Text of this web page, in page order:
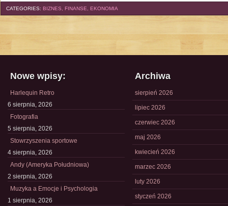
CATEGORIES: BIZNES, FINANSE, EKONOMIA
Nowe wpisy:
Harlequin Retro
6 sierpnia, 2026
Fotografia
5 sierpnia, 2026
Stowrzyszenia sportowe
4 sierpnia, 2026
Andy (Ameryka Południowa)
2 sierpnia, 2026
Muzyka a Emocje i Psychologia
1 sierpnia, 2026
Archiwa
sierpień 2026
lipiec 2026
czerwiec 2026
maj 2026
kwiecień 2026
marzec 2026
luty 2026
styczeń 2026